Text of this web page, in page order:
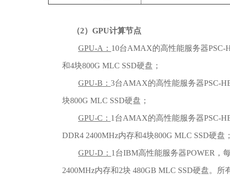
（2） GPU计算节点
GPU-A ： 10台AMAX的高性能服务器PSC-
和4块800G MLC SSD硬盘；
GPU-B ： 3台AMAX的高性能服务器PSC-
块800G MLC SSD硬盘；
GPU-C ： 1台AMAX的高性能服务器PSC-
DDR4 2400MHz内存和4块800G MLC SSD硬盘；
GPU-D ： 1台IBM高性能服务器POWER，
2400MHz内存和2块 480GB MLC SSD硬盘。所